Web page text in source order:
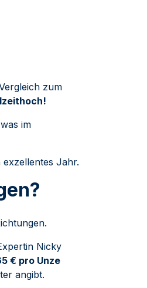
zum
im
Jahr.
Nicky
€ pro Unze
angibt.